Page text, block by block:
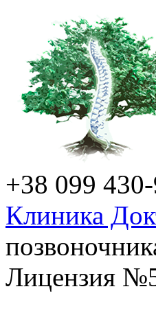
+38 099
Клиника
Лицензия